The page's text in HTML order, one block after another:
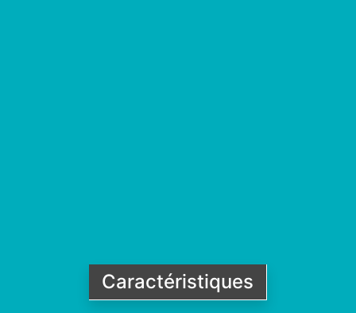
Caractéristiques